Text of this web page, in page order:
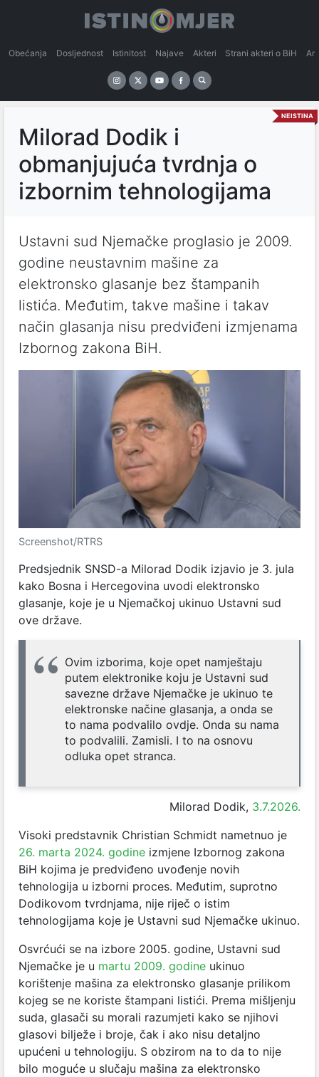
Obećanja Dosljednost Istinitost Najave Akteri Strani akteri o BiH
NEISTINA
Milorad Dodik i
obmanjujuća tvrdnja o
izbornim tehnologijama
Ustavni sud Njemačke proglasio je 2009.
godine neustavnim mašine za
elektronsko glasanje bez štampanih
listića. Međutim, takve mašine i takav
način glasanja nisu predviđeni izmjenama
Izbornog zakona BiH.
Screenshot/RTRS
Predsjednik SNSD-a Milorad Dodik izjavio je 3. jula
kako Bosna i Hercegovina uvodi elektronsko
glasanje, koje je u Njemačkoj ukinuo Ustavni sud
ove države.
Ovim izborima, koje opet namještaju
putem elektronike koju je Ustavni sud
savezne države Njemačke je ukinuo te
elektronske načine glasanja, a onda se
to nama podvalilo ovdje. Onda su nama
to podvalili. Zamisli. I to na osnovu
odluka opet stranca.
Milorad Dodik, 3.7.2026.
Visoki predstavnik Christian Schmidt nametnuo je
26. marta 2024. godine izmjene Izbornog zakona
BiH kojima je predviđeno uvođenje novih
tehnologija u izborni proces. Međutim, suprotno
Dodikovom tvrdnjama, nije riječ o istim
tehnologijama koje je Ustavni sud Njemačke ukinuo.
Osvrćući se na izbore 2005. godine, Ustavni sud
Njemačke je u martu 2009. godine ukinuo
korištenje mašina za elektronsko glasanje prilikom
kojeg se ne koriste štampani listići. Prema mišljenju
suda, glasači su morali razumjeti kako se njihovi
glasovi bilježe i broje, čak i ako nisu detaljno
upućeni u tehnologiju. S obzirom na to da to nije
bilo moguće u slučaju mašina za elektronsko